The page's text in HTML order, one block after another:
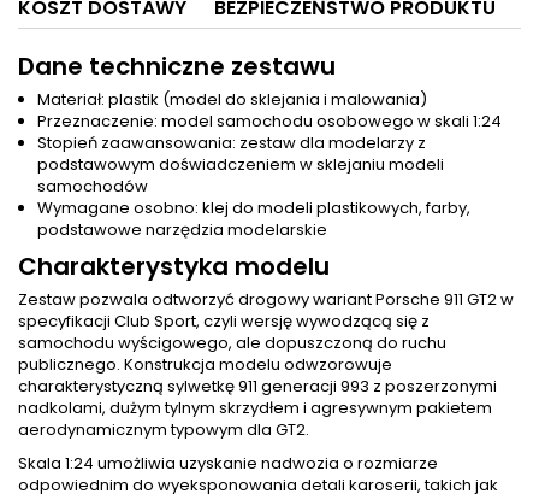
KOSZT DOSTAWY BEZPIECZEŃSTWO PRODUKTU
Dane techniczne zestawu
Materiał: plastik (model do sklejania i malowania)
Przeznaczenie: model samochodu osobowego w skali 1:24
Stopień zaawansowania: zestaw dla modelarzy z
podstawowym doświadczeniem w sklejaniu modeli
samochodów
Wymagane osobno: klej do modeli plastikowych, farby,
podstawowe narzędzia modelarskie
Charakterystyka modelu
Zestaw pozwala odtworzyć drogowy wariant Porsche 911 GT2 w
specyfikacji Club Sport, czyli wersję wywodzącą się z
samochodu wyścigowego, ale dopuszczoną do ruchu
publicznego. Konstrukcja modelu odwzorowuje
charakterystyczną sylwetkę 911 generacji 993 z poszerzonymi
nadkolami, dużym tylnym skrzydłem i agresywnym pakietem
aerodynamicznym typowym dla GT2.
Skala 1:24 umożliwia uzyskanie nadwozia o rozmiarze
odpowiednim do wyeksponowania detali karoserii, takich jak